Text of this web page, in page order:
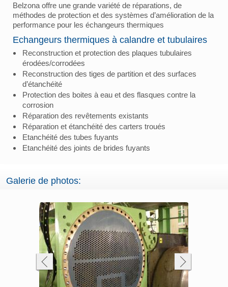
Belzona offre une grande variété de réparations, de
méthodes de protection et des systèmes d’amélioration de la
performance pour les échangeurs thermiques
Echangeurs thermiques à calandre et tubulaires
Reconstruction et protection des plaques tubulaires
érodées/corrodées
Reconstruction des tiges de partition et des surfaces
d’étanchéité
Protection des boites à eau et des flasques contre la
corrosion
Réparation des revêtements existants
Réparation et étanchéité des carters troués
Etanchéité des tubes fuyants
Etanchéité des joints de brides fuyants
Galerie de photos: